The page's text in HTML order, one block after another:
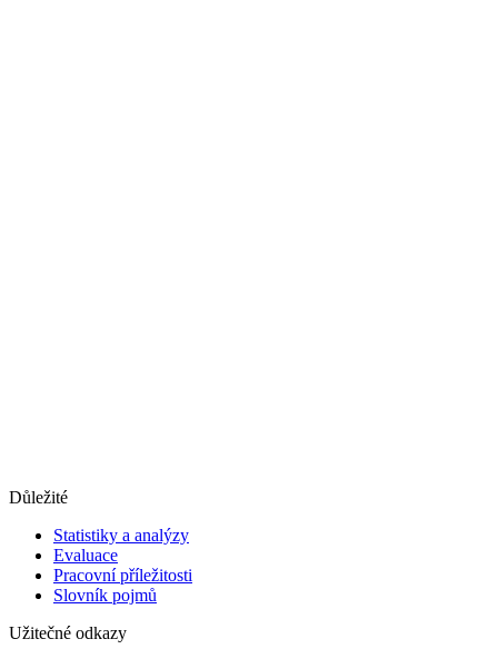
Důležité
Statistiky a analýzy
Evaluace
Pracovní příležitosti
Slovník pojmů
Užitečné odkazy